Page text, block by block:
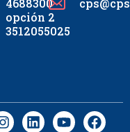
4688300
opción 2
3512055025